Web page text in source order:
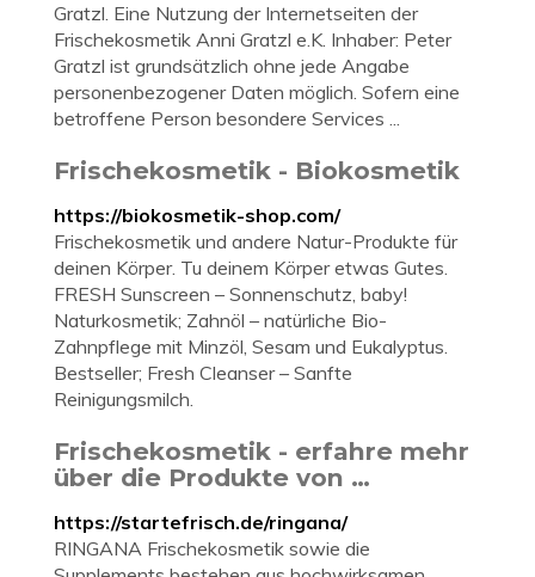
Gratzl. Eine Nutzung der Internetseiten der
Frischekosmetik Anni Gratzl e.K. Inhaber: Peter
Gratzl ist grundsätzlich ohne jede Angabe
personenbezogener Daten möglich. Sofern eine
betroffene Person besondere Services ...
Frischekosmetik - Biokosmetik
https://biokosmetik-shop.com/
Frischekosmetik und andere Natur-Produkte für
deinen Körper. Tu deinem Körper etwas Gutes.
FRESH Sunscreen – Sonnenschutz, baby!
Naturkosmetik; Zahnöl – natürliche Bio-
Zahnpflege mit Minzöl, Sesam und Eukalyptus.
Bestseller; Fresh Cleanser – Sanfte
Reinigungsmilch.
Frischekosmetik - erfahre mehr
über die Produkte von …
https://startefrisch.de/ringana/
RINGANA Frischekosmetik sowie die